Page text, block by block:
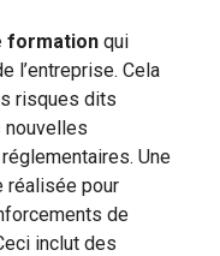
formation qui
l’entreprise. Cela
risques dits
nouvelles
Une
réalisée pour
de
inclut des